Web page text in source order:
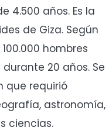
4.500 años. Es la
de Giza. Según
hombres
20 años. Se
que requirió
astronomía,
ciencias.